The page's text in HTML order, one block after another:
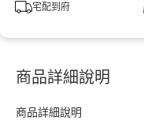
宅配到府
商品詳細說明
商品詳細說明